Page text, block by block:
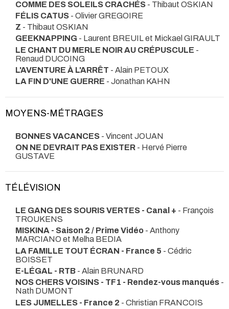
COMME DES SOLEILS CRACHÉS - Thibaut OSKIAN
FÉLIS CATUS - Olivier GREGOIRE
Z - Thibaut OSKIAN
GEEKNAPPING - Laurent BREUIL et Mickael GIRAULT
LE CHANT DU MERLE NOIR AU CRÉPUSCULE -
Renaud DUCOING
L'AVENTURE À L'ARRÊT - Alain PETOUX
LA FIN D'UNE GUERRE - Jonathan KAHN
MOYENS-MÉTRAGES
BONNES VACANCES - Vincent JOUAN
ON NE DEVRAIT PAS EXISTER - Hervé Pierre
GUSTAVE
TÉLÉVISION
LE GANG DES SOURIS VERTES - Canal + - François
TROUKENS
MISKINA - Saison 2 / Prime Vidéo - Anthony
MARCIANO et Melha BEDIA
LA FAMILLE TOUT ÉCRAN - France 5 - Cédric
BOISSET
E-LÉGAL - RTB - Alain BRUNARD
NOS CHERS VOISINS - TF1 - Rendez-vous manqués -
Nath DUMONT
LES JUMELLES - France 2 - Christian FRANCOIS